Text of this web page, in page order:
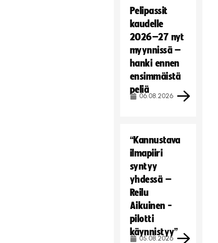
Pelipassit
kaudelle
2026–27 nyt
myynnissä –
hanki ennen
ensimmäistä
peliä
06.08.2026
“Kannustava
ilmapiiri
syntyy
yhdessä –
Reilu
Aikuinen -
pilotti
käynnistyy”
05.08.2026